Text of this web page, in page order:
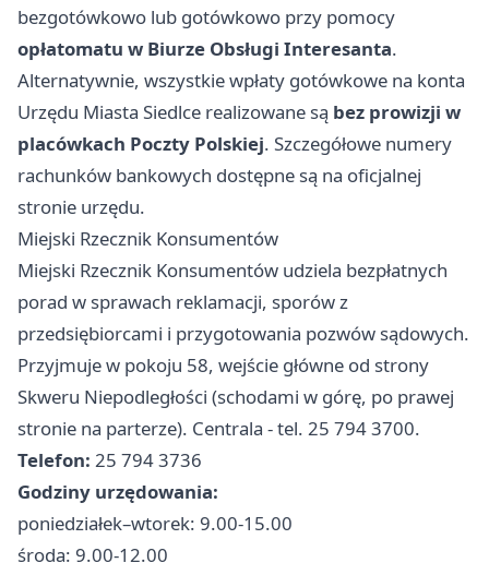
bezgotówkowo lub gotówkowo przy pomocy
opłatomatu w Biurze Obsługi Interesanta.
Alternatywnie, wszystkie wpłaty gotówkowe na konta
Urzędu Miasta Siedlce realizowane są bez prowizji w
placówkach Poczty Polskiej. Szczegółowe numery
rachunków bankowych dostępne są na oficjalnej
stronie urzędu.
Miejski Rzecznik Konsumentów
Miejski Rzecznik Konsumentów udziela bezpłatnych
porad w sprawach reklamacji, sporów z
przedsiębiorcami i przygotowania pozwów sądowych.
Przyjmuje w pokoju 58, wejście główne od strony
Skweru Niepodległości (schodami w górę, po prawej
stronie na parterze). Centrala - tel. 25 794 3700.
Telefon: 25 794 3736
Godziny urzędowania:
poniedziałek–wtorek: 9.00-15.00
środa: 9.00-12.00